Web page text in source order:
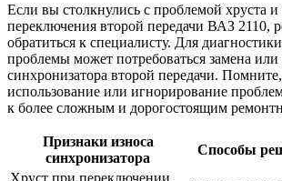
Если вы столкнулись с проблемой хруста
переключения второй передачи ВАЗ 2110,
обратиться к специалисту. Для
проблемы может потребоваться замена
синхронизатора второй передачи.
использование или игнорирование
к более сложным и дорогостоящим
Признаки износа
синхронизатора
Способы
Хруст при переключении